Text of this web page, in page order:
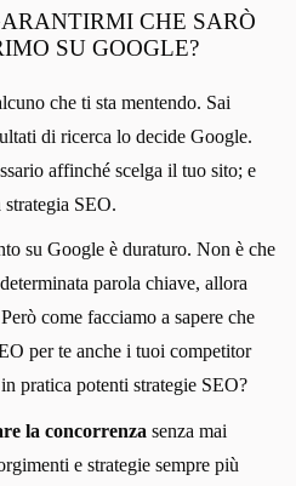
CHE SARÒ
SU GOOGLE?
che ti sta mentendo. Sai
di ricerca lo decide Google.
affinché scelga il tuo sito; e
SEO.
su Google è duraturo. Non è che
parola chiave, allora
come facciamo a sapere che
per te anche i tuoi competitor
pratica potenti strategie SEO?
la concorrenza senza mai
e strategie sempre più